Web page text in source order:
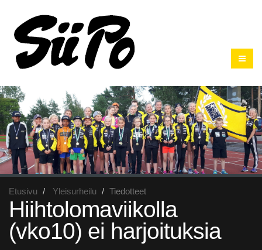
Etusivu Yleisurheilu Tiedotteet
Hiihtolomaviikolla
(vko10) ei harjoituksia